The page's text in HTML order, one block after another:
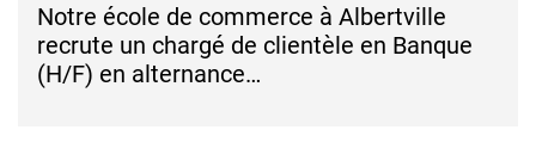
Notre école de commerce à Albertville
recrute un chargé de clientèle en Banque
(H/F) en alternance…